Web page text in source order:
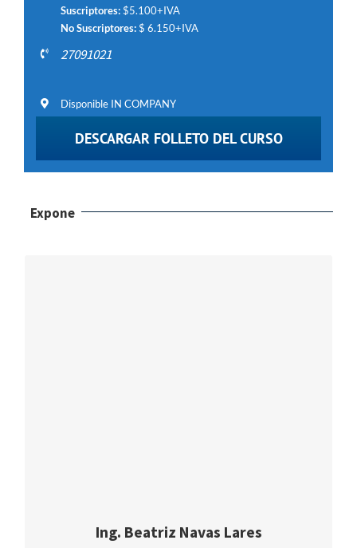
Suscriptores:$5.100+IVA
No Suscriptores:$ 6.150+IVA
27091021
Disponible IN COMPANY
DESCARGAR FOLLETO DEL CURSO
Expone
Ing. Beatriz Navas Lares